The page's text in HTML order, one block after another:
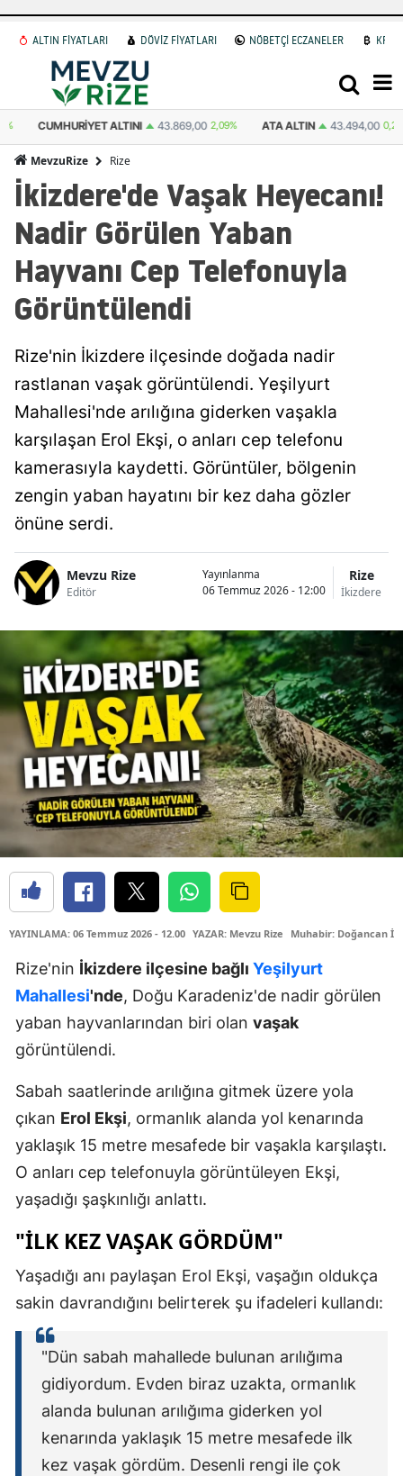
ALTIN FİYATLARI DÖVİZ FİYATLARI NÖBETÇİ ECZANELER
ATA ALTIN 43.494,00 0,21% DOLAR 47,6931 0.04% EURO 55,1212
MevzuRize Rize
İkizdere'de Vaşak Heyecanı!
Nadir Görülen Yaban
Hayvanı Cep Telefonuyla
Görüntülendi
Rize'nin İkizdere ilçesinde doğada nadir
rastlanan vaşak görüntülendi. Yeşilyurt
Mahallesi'nde arılığına giderken vaşakla
karşılaşan Erol Ekşi, o anları cep telefonu
kamerasıyla kaydetti. Görüntüler, bölgenin
zengin yaban hayatını bir kez daha gözler
önüne serdi.
Mevzu Rize
Editör
Yayınlanma
06 Temmuz 2026 - 12:00
Rize
İkizdere
YAYINLAMA: 06 Temmuz 2026 - 12.00 YAZAR: Mevzu Rize Muhabir: Doğancan
Rize'nin İkizdere ilçesine bağlı Yeşilyurt
Mahallesi'nde, Doğu Karadeniz'de nadir görülen
yaban hayvanlarından biri olan vaşak
görüntülendi.
Sabah saatlerinde arılığına gitmek üzere yola
çıkan Erol Ekşi, ormanlık alanda yol kenarında
yaklaşık 15 metre mesafede bir vaşakla karşılaştı.
O anları cep telefonuyla görüntüleyen Ekşi,
yaşadığı şaşkınlığı anlattı.
"İLK KEZ VAŞAK GÖRDÜM"
Yaşadığı anı paylaşan Erol Ekşi, vaşağın oldukça
sakin davrandığını belirterek şu ifadeleri kullandı:
"Dün sabah mahallede bulunan arılığıma
gidiyordum. Evden biraz uzakta, ormanlık
alanda bulunan arılığıma giderken yol
kenarında yaklaşık 15 metre mesafede ilk
kez vaşak gördüm. Desenli rengi ile çok